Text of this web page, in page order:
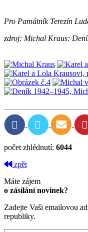
Pro Památník Terezín
zdroj: Michal Kraus:
počet zhlédnutí: 6044
zpět
Máte zájem
o zásílání novinek?
Zadejte Vaši emailovou
republiky.